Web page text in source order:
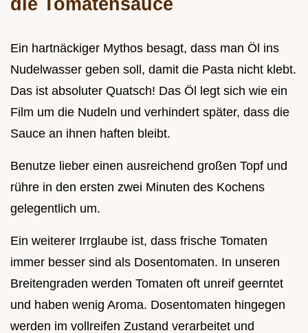
Ein hartnäckiger Mythos besagt, dass man Öl ins
Nudelwasser geben soll, damit die Pasta nicht klebt.
Das ist absoluter Quatsch! Das Öl legt sich wie ein
Film um die Nudeln und verhindert später, dass die
Sauce an ihnen haften bleibt.
Benutze lieber einen ausreichend großen Topf und
rühre in den ersten zwei Minuten des Kochens
gelegentlich um.
Ein weiterer Irrglaube ist, dass frische Tomaten
immer besser sind als Dosentomaten. In unseren
Breitengraden werden Tomaten oft unreif geerntet
und haben wenig Aroma. Dosentomaten hingegen
werden im vollreifen Zustand verarbeitet und